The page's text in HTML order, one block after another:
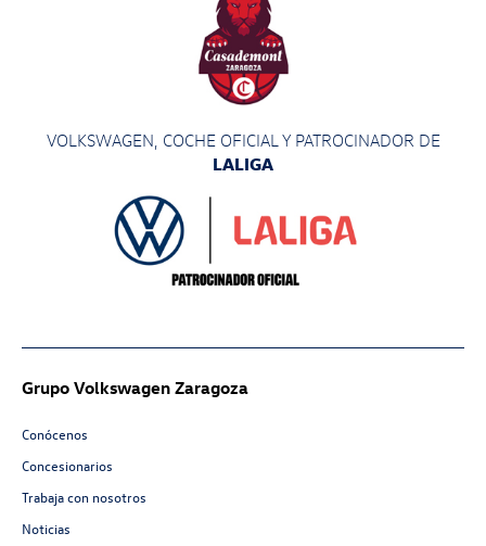
VOLKSWAGEN, COCHE OFICIAL Y PATROCINADOR DE
LALIGA
Grupo Volkswagen Zaragoza
Conócenos
Concesionarios
Trabaja con nosotros
Noticias